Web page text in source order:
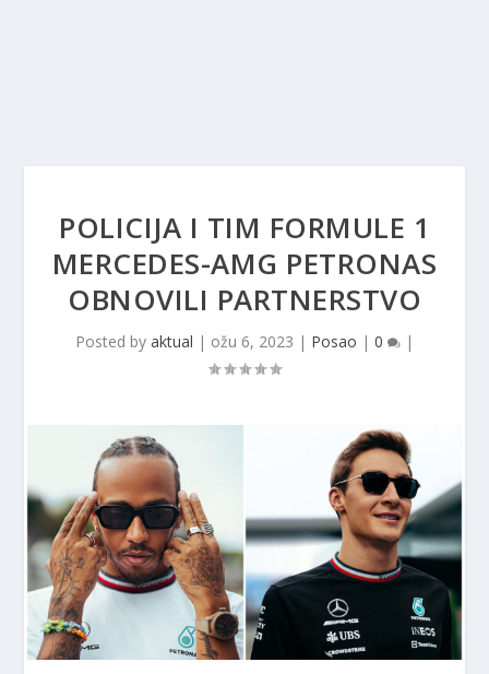
POLICIJA I TIM FORMULE 1
MERCEDES-AMG PETRONAS
OBNOVILI PARTNERSTVO
Posted by aktual | ožu 6, 2023 | Posao | 0 |